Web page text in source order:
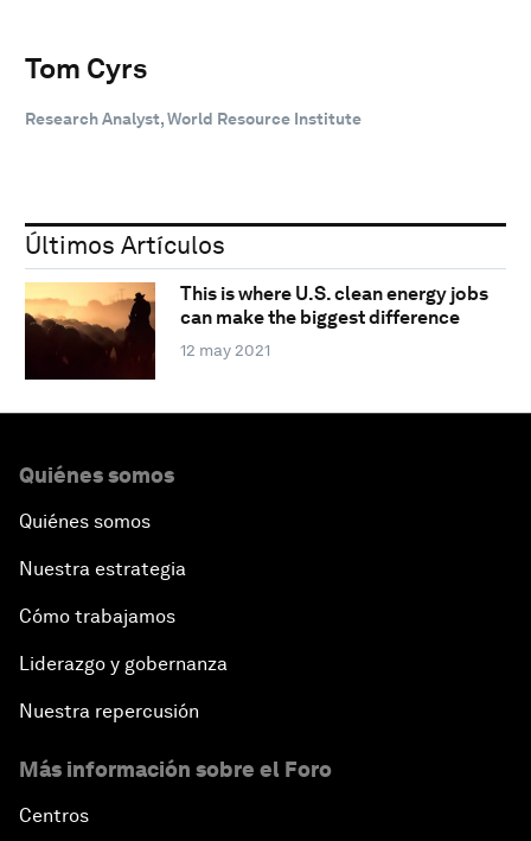
Tom Cyrs
Research Analyst, World Resource Institute
Últimos Artículos
This is where U.S. clean energy jobs
can make the biggest difference
12 may 2021
Quiénes somos
Quiénes somos
Nuestra estrategia
Cómo trabajamos
Liderazgo y gobernanza
Nuestra repercusión
Más información sobre el Foro
Centros